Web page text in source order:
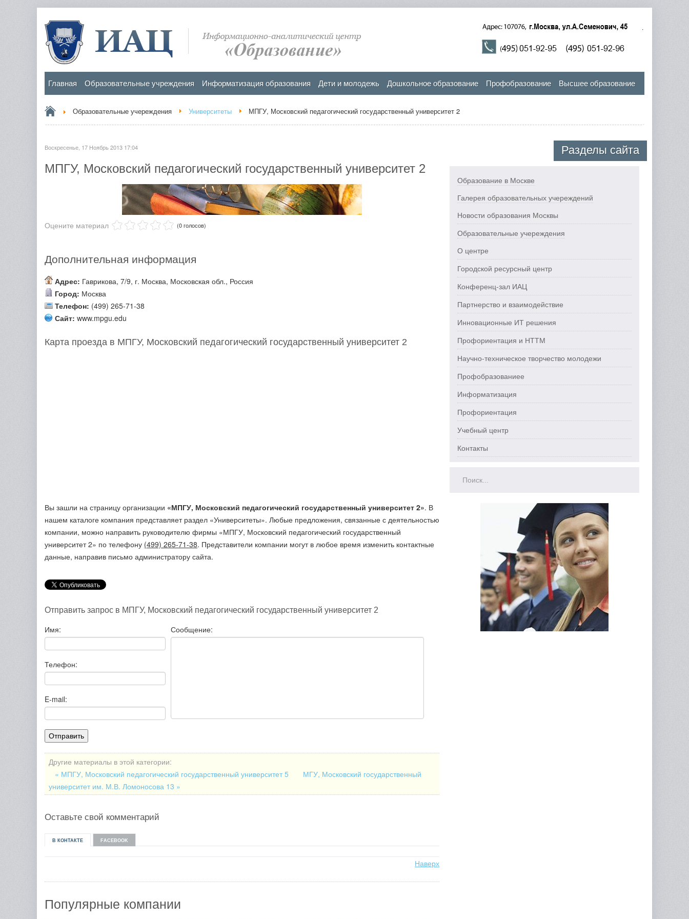
Главная Образовательные учреждения Информатизация образования Дети и молодежь Дошкольное образование Профобразование Высшее образование
Образовательные учереждения Университеты МПГУ, Московский педагогический государственный университет 2
Воскресенье, 17 Ноябрь 2013 17:04
МПГУ, Московский педагогический государственный университет 2
Оцените материал (0 голосов)
Дополнительная информация
Адрес: Гаврикова, 7/9, г. Москва, Московская обл., Россия
Город: Москва
Телефон: (499) 265-71-38
Сайт: www.mpgu.edu
Карта проезда в МПГУ, Московский педагогический государственный университет 2
Вы зашли на страницу организации «МПГУ, Московский педагогический государственный университет 2». В
нашем каталоге компания представляет раздел «Университеты». Любые предложения, связанные с деятельностью
компании, можно направить руководителю фирмы «МПГУ, Московский педагогический государственный
университет 2» по телефону (499) 265-71-38. Представители компании могут в любое время изменить контактные
данные, направив письмо администратору сайта.
Отправить запрос в МПГУ, Московский педагогический государственный университет 2
Имя:
Телефон:
E-mail:
Сообщение:
Другие материалы в этой категории:
« МПГУ, Московский педагогический государственный университет 5
МГУ, Московский государственный
университет им. М.В. Ломоносова 13 »
Оставьте свой комментарий
В КОНТАКТЕ FACEBOOK
Наверх
Популярные компании
Разделы сайта
Образование в Москве
Галерея образовательных учереждений
Новости образования Москвы
Образовательные учереждения
О центре
Городской ресурсный центр
Конференц-зал ИАЦ
Партнерство и взаимодействие
Инновационные ИТ решения
Профориентация и НТТМ
Научно-техническое творчество молодежи
Профобразованиее
Информатизация
Профориентация
Учебный центр
Контакты